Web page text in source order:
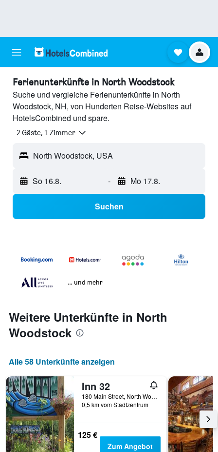
Ferienunterkünfte in North Woodstock
Suche und vergleiche Ferienunterkünfte in North
Woodstock, NH, von Hunderten Reise-Websites auf
HotelsCombined und spare.
2 Gäste, 1 Zimmer
North Woodstock, USA
So 16.8. - Mo 17.8.
Suchen
… und mehr
Weitere Unterkünfte in North
Woodstock
Alle 58 Unterkünfte anzeigen
Inn 32
180 Main Street, North Woodstock, NH, USA
0,5 km vom Stadtzentrum
125 €
Zum Angebot